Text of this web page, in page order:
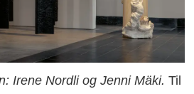
Irene Nordli og Jenni Mäki.Til